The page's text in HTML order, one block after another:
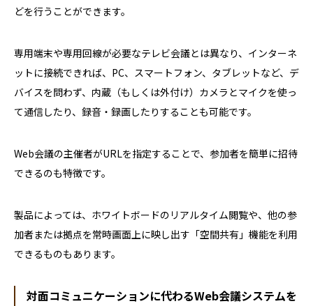
どを行うことができます。
専用端末や専用回線が必要なテレビ会議とは異なり、インターネ
ットに接続できれば、PC、スマートフォン、タブレットなど、デ
バイスを問わず、内蔵（もしくは外付け）カメラとマイクを使っ
て通信したり、録音・録画したりすることも可能です。
Web会議の主催者がURLを指定することで、参加者を簡単に招待
できるのも特徴です。
製品によっては、ホワイトボードのリアルタイム閲覧や、他の参
加者または拠点を常時画面上に映し出す「空間共有」機能を利用
できるものもあります。
対面コミュニケーションに代わるWeb会議システムを